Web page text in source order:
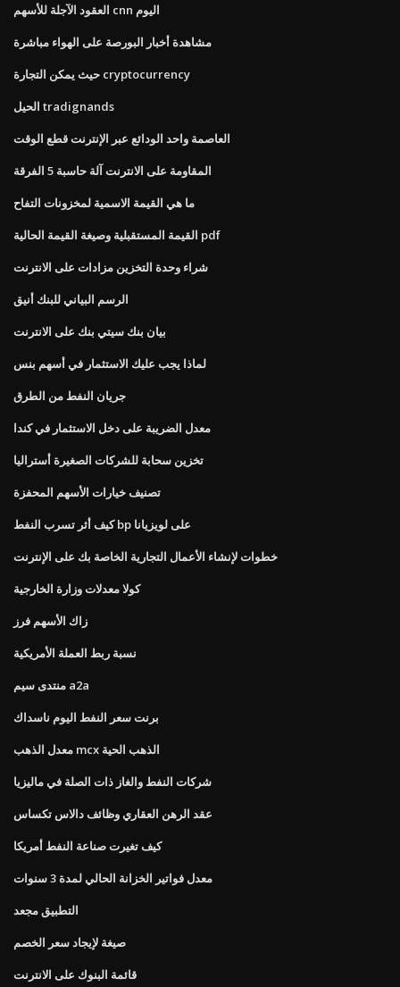
العقود الآجلة للأسهم cnn اليوم
مشاهدة أخبار البورصة على الهواء مباشرة
حيث يمكن التجارة cryptocurrency
الحيل tradignands
العاصمة واحد الودائع عبر الإنترنت قطع الوقت
المقاومة على الانترنت آلة حاسبة 5 الفرقة
ما هي القيمة الاسمية لمخزونات التفاح
القيمة المستقبلية وصيغة القيمة الحالية pdf
شراء وحدة التخزين مزادات على الانترنت
الرسم البياني للبنك أنيق
بيان بنك سيتي بنك على الانترنت
لماذا يجب عليك الاستثمار في أسهم بنس
جريان النفط من الطرق
معدل الضريبة على دخل الاستثمار في كندا
تخزين سحابة للشركات الصغيرة أستراليا
تصنيف خيارات الأسهم المحفزة
كيف أثر تسرب النفط bp على لويزيانا
خطوات لإنشاء الأعمال التجارية الخاصة بك على الإنترنت
كولا معدلات وزارة الخارجية
زاك الأسهم فرز
نسبة ربط العملة الأمريكية
منتدى سيم a2a
برنت سعر النفط اليوم ناسداك
معدل الذهب mcx الذهب الحية
شركات النفط والغاز ذات الصلة في ماليزيا
عقد الرهن العقاري وظائف دالاس تكساس
كيف تغيرت صناعة النفط أمريكا
معدل فواتير الخزانة الحالي لمدة 3 سنوات
التطبيق مجعد
صيغة لإيجاد سعر الخصم
قائمة البنوك على الانترنت